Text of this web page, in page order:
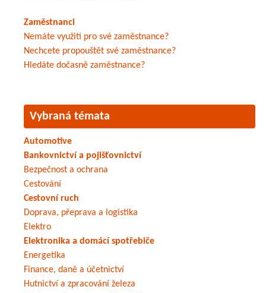
Zaměstnanci
Nemáte využití pro své zaměstnance?
Nechcete propouštět své zaměstnance?
Hledáte dočasně zaměstnance?
Vybraná témata
Automotive
Bankovnictví a pojišťovnictví
Bezpečnost a ochrana
Cestování
Cestovní ruch
Doprava, přeprava a logistika
Elektro
Elektronika a domácí spotřebiče
Energetika
Finance, daně a účetnictví
Hutnictví a zpracování železa